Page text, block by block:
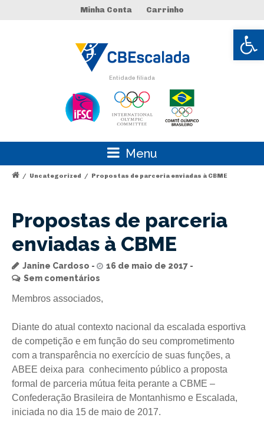
Abrir
Minha Conta Carrinho
Entidade filiada
Menu
/ Uncategorized / Propostas de parceria enviadas à CBME
Propostas de parceria
enviadas à CBME
Janine Cardoso
16 de maio de 2017
Sem comentários
Membros associados,
Diante do atual contexto nacional da escalada esportiva
de competição e em função do seu comprometimento
com a transparência no exercício de suas funções, a
ABEE deixa para conhecimento público a proposta
formal de parceria mútua feita perante a CBME –
Confederação Brasileira de Montanhismo e Escalada,
iniciada no dia 15 de maio de 2017.